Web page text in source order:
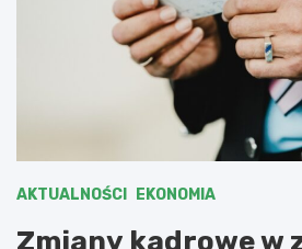
AKTUALNOŚCI EKONOMIA
Zmiany kadrowe w